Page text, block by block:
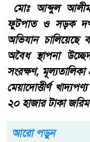
মোঃ আব্দুল
ফুটপাত ও সড়ক
অভিযান চালিয়েছে
অবৈধ স্থাপনা
সংরক্ষণ, মূল্যতালিকা
মেয়াদোত্তীর্ণ
২০ হাজার টাকা
আরো পড়ুন